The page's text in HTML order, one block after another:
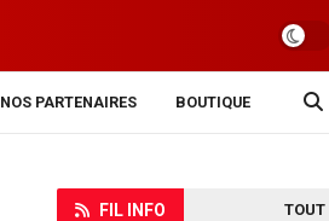
NOS PARTENAIRES BOUTIQUE
FIL INFO TOUT